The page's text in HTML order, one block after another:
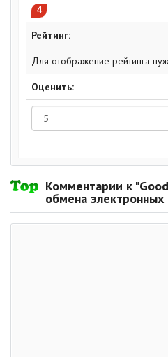
Время работы:
Сб. - Вск. с 09.00 до 24.00
4
Рейтинг:
Для отображение рейтинга
Оценить:
Комментарии к
обмена электронных